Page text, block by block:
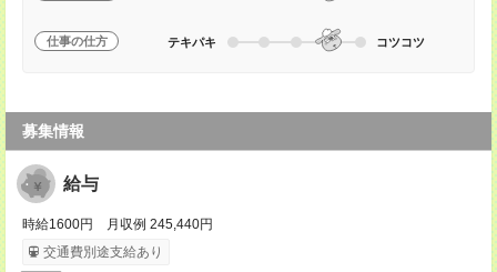
仕事の仕方 テキパキ コツコツ
募集情報
給与
時給1600円 月収例 245,440円
交通費別途支給あり